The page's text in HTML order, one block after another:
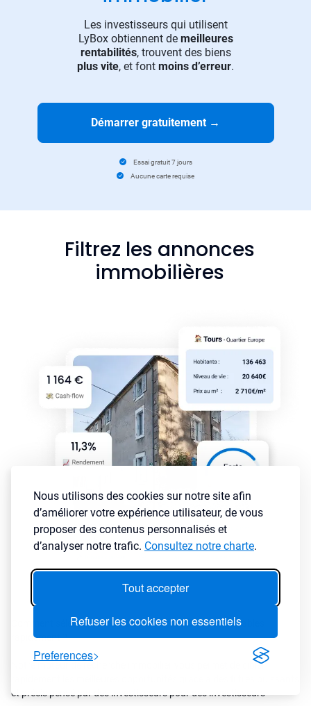
Nous utilisons des cookies sur notre site afin
d’améliorer votre expérience utilisateur, de vous
proposer des contenus personnalisés et
d’analyser notre trafic. Consultez notre charte.
Tout accepter
Refuser les cookies non essentiels
Preferences
Les investisseurs qui utilisent
LyBox obtiennent de meilleures
rentabilités, trouvent des biens
plus vite, et font moins d’erreur.
Démarrer gratuitement →
Essai gratuit 7 jours
Aucune carte requise
Filtrez les annonces
immobilières
Comment sélectionner les annonces immobilières rentables
rapidement ?
Notre moteur de recherche immobilier vous permet de cibler
et précis pensé par des investisseurs pour des investisseurs